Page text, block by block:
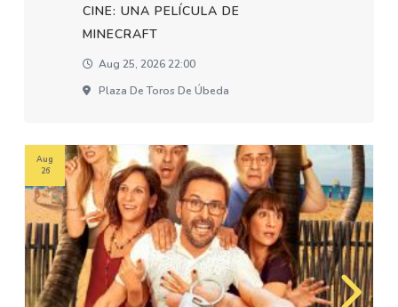
CINE: UNA PELÍCULA DE
MINECRAFT
Aug 25, 2026 22:00
Plaza De Toros De Úbeda
Aug
26